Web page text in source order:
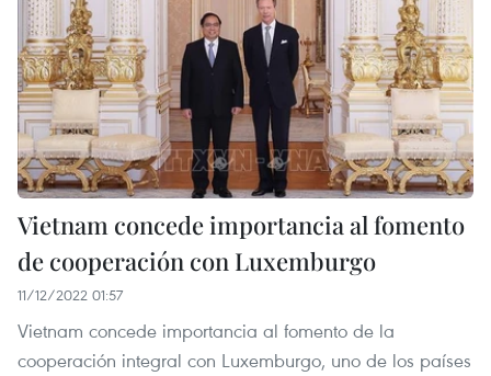
Vietnam concede importancia al fomento
de cooperación con Luxemburgo
11/12/2022 01:57
Vietnam concede importancia al fomento de la
cooperación integral con Luxemburgo, uno de los países